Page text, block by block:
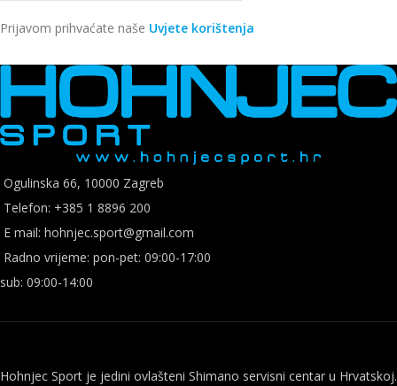
Prijavom prihvaćate naše Uvjete korištenja
Ogulinska 66, 10000 Zagreb
Telefon: +385 1 8896 200
E mail: hohnjec.sport@gmail.com
Radno vrijeme: pon-pet: 09:00-17:00
sub: 09:00-14:00
Hohnjec Sport je jedini ovlašteni Shimano servisni centar u Hrvatskoj.